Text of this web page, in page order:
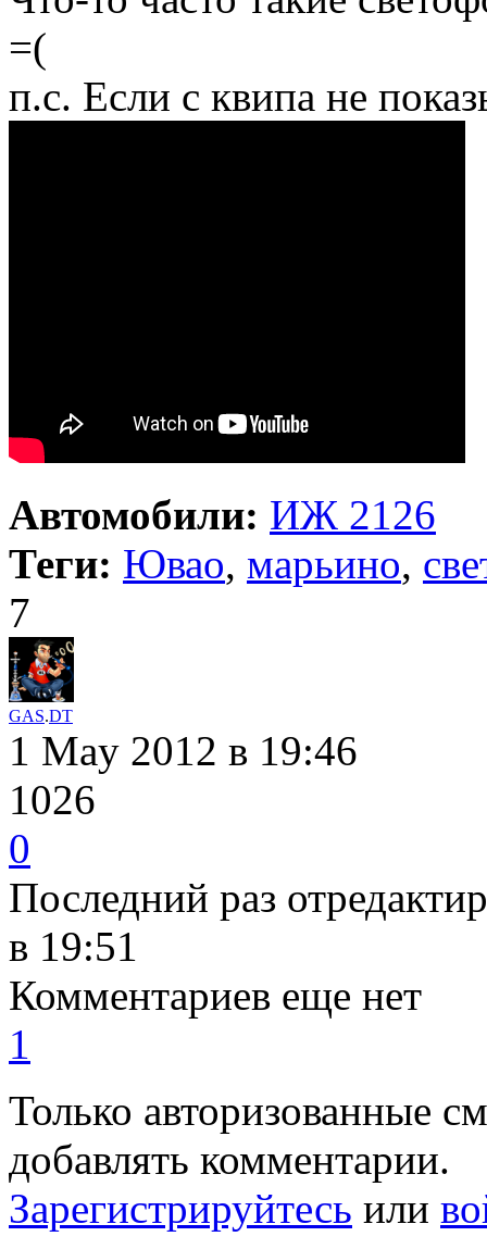
=(
п.с. Если с квипа не
Автомобили: ИЖ 2126
Теги: Ювао, марьино,
7
GAS.DT
1 May 2012 в 19:46
1026
0
Последний раз
в 19:51
Комментариев еще нет
1
Только авторизованные
добавлять комментарии.
Зарегистрируйтесь или